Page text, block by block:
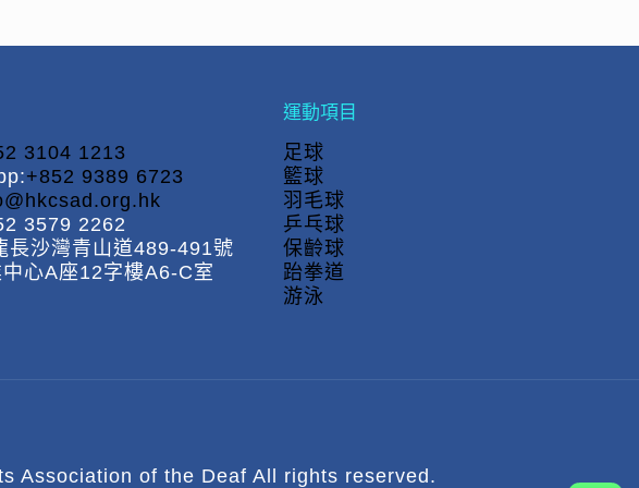
3104 1213
+852 9389 6723
3579 2262
長沙灣青山道489-491號
心A座12字樓A6-C室
運動項目
足球
籃球
羽毛球
乒乓球
保齡球
跆拳道
游泳
Association of the Deaf All rights reserved.